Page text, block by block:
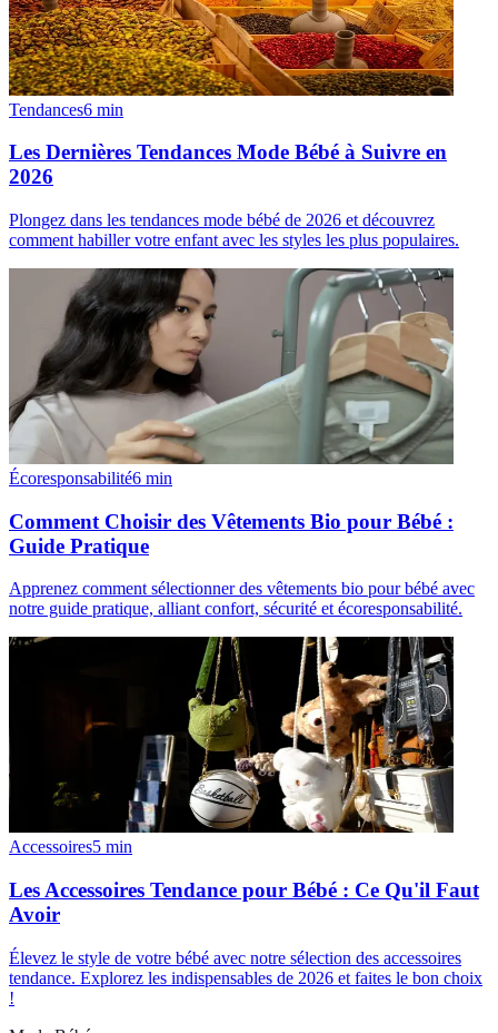
Tendances6 min
Les Dernières Tendances Mode Bébé à Suivre en
2026
Plongez dans les tendances mode bébé de 2026 et découvrez
comment habiller votre enfant avec les styles les plus populaires.
Écoresponsabilité6 min
Comment Choisir des Vêtements Bio pour Bébé :
Guide Pratique
Apprenez comment sélectionner des vêtements bio pour bébé avec
notre guide pratique, alliant confort, sécurité et écoresponsabilité.
Accessoires5 min
Les Accessoires Tendance pour Bébé : Ce Qu'il Faut
Avoir
Élevez le style de votre bébé avec notre sélection des accessoires
tendance. Explorez les indispensables de 2026 et faites le bon choix
!